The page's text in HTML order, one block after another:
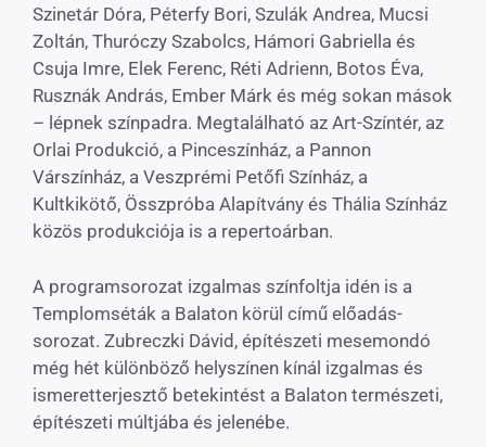
Szinetár Dóra, Péterfy Bori, Szulák Andrea, Mucsi
Zoltán, Thuróczy Szabolcs, Hámori Gabriella és
Csuja Imre, Elek Ferenc, Réti Adrienn, Botos Éva,
Rusznák András, Ember Márk és még sokan mások
– lépnek színpadra. Megtalálható az Art-Színtér, az
Orlai Produkció, a Pinceszínház, a Pannon
Várszínház, a Veszprémi Petőfi Színház, a
Kultkikötő, Összpróba Alapítvány és Thália Színház
közös produkciója is a repertoárban.
A programsorozat izgalmas színfoltja idén is a
Templomséták a Balaton körül című előadás-
sorozat. Zubreczki Dávid, építészeti mesemondó
még hét különböző helyszínen kínál izgalmas és
ismeretterjesztő betekintést a Balaton természeti,
építészeti múltjába és jelenébe.